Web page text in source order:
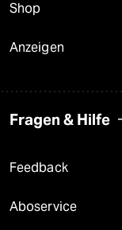
Shop
Anzeigen
Fragen & Hilfe
Feedback
Aboservice